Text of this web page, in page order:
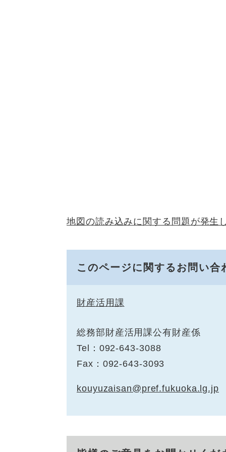
地図の読み込みに関する問題が発生
このページに関するお問い合
財産活用課
総務部財産活用課公有財産係
Tel：092-643-3088
Fax：092-643-3093
kouyuzaisan@pref.fukuoka.lg.jp